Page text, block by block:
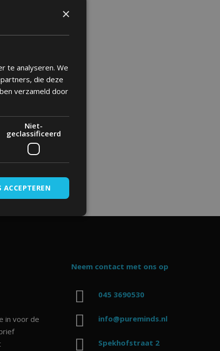
turpis
turpis
in voor de
Neem contact met ons op
045 3690530
info@pureminds.nl
Spekhofstraat 2
×
te analyseren. We
die deze
verzameld door
Niet-
geclassificeerd
ACCEPTEREN
van de
interactie met de
over de
betrekking tot
zodat hun
toekomstige